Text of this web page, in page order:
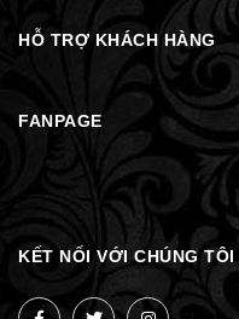
HỖ TRỢ KHÁCH HÀNG
FANPAGE
KẾT NỐI VỚI CHÚNG TÔI